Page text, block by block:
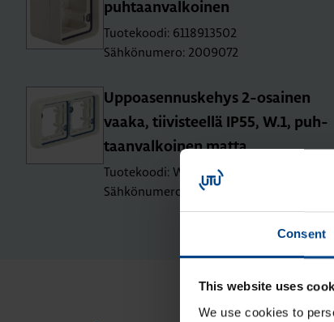
Consent
This website uses
We use cookies to
puh­taan­val­koi­nen
Tuotekoodi: 6118913502
Sähkönumero: 2009072
Up­poa­sen­nus­ke­hys 2-osai­nen
vaaka, tii­vis­teel­lä IP55, W.1, puh­
taan­val­koi­nen matta
Tuotekoodi: WNA402B
Sähkönumero: 2009136